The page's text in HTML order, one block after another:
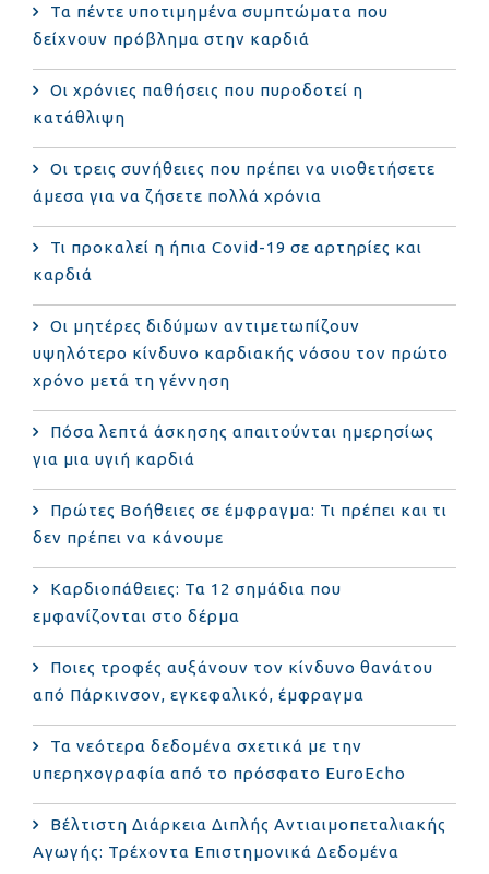
Τα πέντε υποτιμημένα συμπτώματα που
δείχνουν πρόβλημα στην καρδιά
Οι χρόνιες παθήσεις που πυροδοτεί η
κατάθλιψη
Οι τρεις συνήθειες που πρέπει να υιοθετήσετε
άμεσα για να ζήσετε πολλά χρόνια
Τι προκαλεί η ήπια Covid-19 σε αρτηρίες και
καρδιά
Οι μητέρες διδύμων αντιμετωπίζουν
υψηλότερο κίνδυνο καρδιακής νόσου τον πρώτο
χρόνο μετά τη γέννηση
Πόσα λεπτά άσκησης απαιτούνται ημερησίως
για μια υγιή καρδιά
Πρώτες Βοήθειες σε έμφραγμα: Τι πρέπει και τι
δεν πρέπει να κάνουμε
Καρδιοπάθειες: Τα 12 σημάδια που
εμφανίζονται στο δέρμα
Ποιες τροφές αυξάνουν τον κίνδυνο θανάτου
από Πάρκινσον, εγκεφαλικό, έμφραγμα
Τα νεότερα δεδομένα σχετικά με την
υπερηχογραφία από το πρόσφατο EuroEcho
Bέλτιστη Διάρκεια Διπλής Αντιαιμοπεταλιακής
Αγωγής: Τρέχοντα Επιστημονικά Δεδομένα